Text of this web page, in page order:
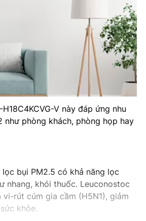
H18C4KCVG-V này đáp ứng nhu
phòng khách, phòng họp hay
bụi PM2.5 có khả năng lọc
nhang, khói thuốc. Leuconostoc
rút cúm gia cầm (H5N1), giảm
khỏe.